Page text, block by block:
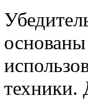
техники.